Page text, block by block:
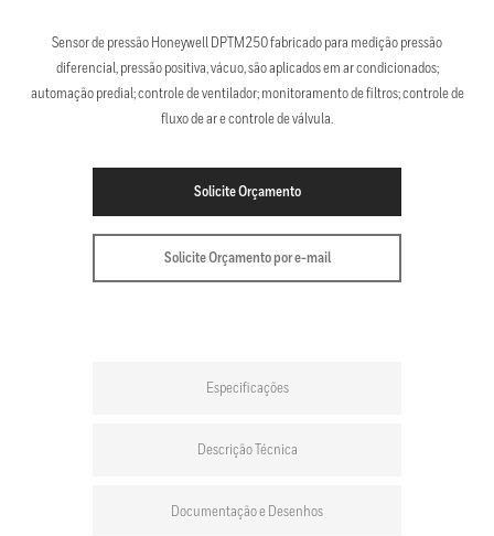
Sensor de pressão Honeywell DPTM250 fabricado para medição pressão
diferencial, pressão positiva, vácuo, são aplicados em ar condicionados;
automação predial; controle de ventilador; monitoramento de filtros; controle de
fluxo de ar e controle de válvula.
Solicite Orçamento
Solicite Orçamento por e-mail
Especificações
Descrição Técnica
Documentação e Desenhos